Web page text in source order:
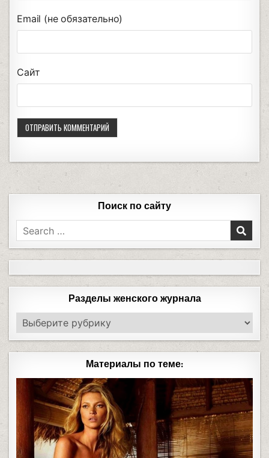
Email (не обязательно)
Сайт
Поиск по сайту
Разделы женского журнала
Материалы по теме: